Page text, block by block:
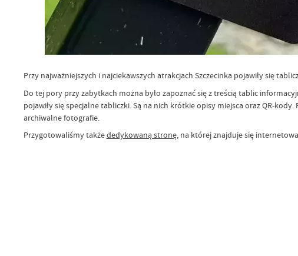
Przy najważniejszych i najciekawszych atrakcjach Szczecinka pojawiły się
Do tej pory przy zabytkach można było zapoznać się z treścią tablic
pojawiły się specjalne tabliczki. Są na nich krótkie opisy miejsca oraz QR-
archiwalne fotografie.
Przygotowaliśmy takżededykowaną stronę, na której znajduje się